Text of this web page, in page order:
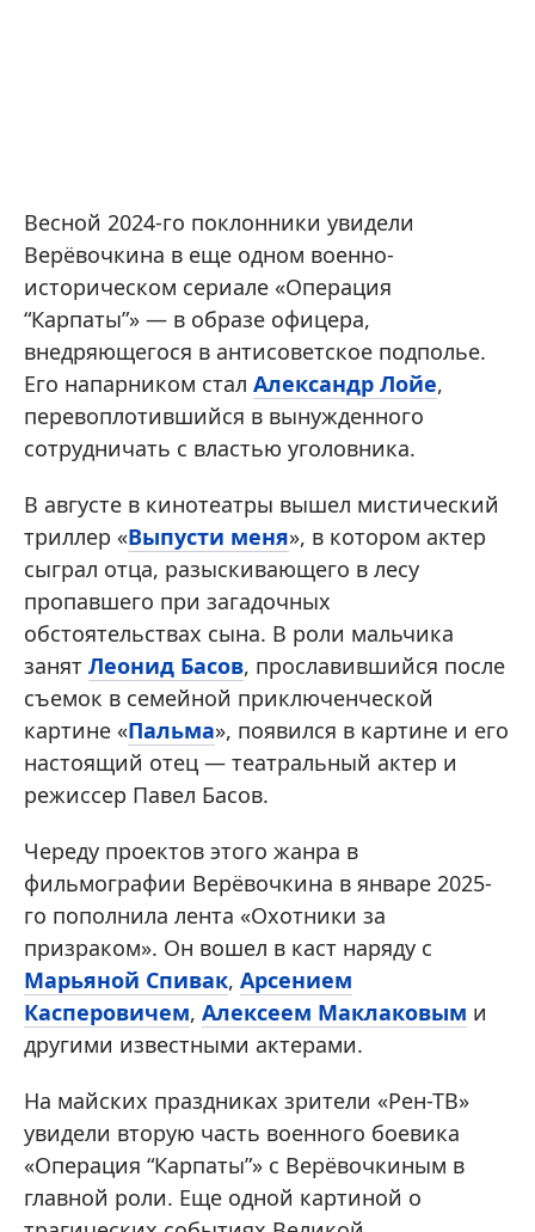
Весной 2024-го поклонники увидели
Верёвочкина в еще одном военно-
историческом сериале «Операция
“Карпаты”» — в образе офицера,
внедряющегося в антисоветское подполье.
Его напарником стал Александр Лойе,
перевоплотившийся в вынужденного
сотрудничать с властью уголовника.
В августе в кинотеатры вышел мистический
триллер «Выпусти меня», в котором актер
сыграл отца, разыскивающего в лесу
пропавшего при загадочных
обстоятельствах сына. В роли мальчика
занят Леонид Басов, прославившийся после
съемок в семейной приключенческой
картине «Пальма», появился в картине и его
настоящий отец — театральный актер и
режиссер Павел Басов.
Череду проектов этого жанра в
фильмографии Верёвочкина в январе 2025-
го пополнила лента «Охотники за
призраком». Он вошел в каст наряду с
Марьяной Спивак, Арсением
Касперовичем, Алексеем Маклаковым и
другими известными актерами.
На майских праздниках зрители «Рен-ТВ»
увидели вторую часть военного боевика
«Операция “Карпаты”» с Верёвочкиным в
главной роли. Еще одной картиной о